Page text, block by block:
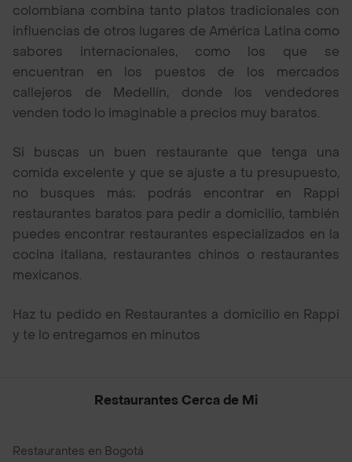
colombiana combina tanto platos tradicionales con
influencias de otros lugares de América Latina como
sabores internacionales, como los que se
encuentran en los puestos de los mercados
callejeros de Medellín, donde los vendedores
venden todo lo imaginable a precios muy baratos.
Si buscas un buen restaurante que tenga una
comida excelente y que se ajuste a tu presupuesto,
no busques más; podrás encontrar en Rappi
restaurantes baratos para pedir a domicilio, también
puedes encontrar restaurantes especializados en la
cocina italiana, restaurantes chinos o restaurantes
mexicanos.
Haz tu pedido en Restaurantes a domicilio en Rappi
y te lo entregamos en minutos
Restaurantes Cerca de Mi
Restaurantes en Bogotá